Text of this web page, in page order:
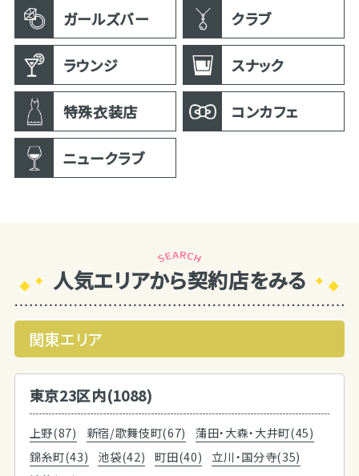
ガールズバー クラブ
ラウンジ スナック
特殊衣装店 コンカフェ
ニュークラブ
人気エリアから契約店をみる
関東エリア
東京23区内(1088)
上野(87) 新宿/歌舞伎町(67)
蒲田・大森・大井町(45)
錦糸町(43)
池袋(42) 町田(40)
立川・国分寺(35)